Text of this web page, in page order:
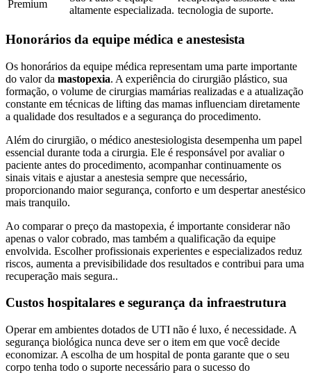
Premium
altamente especializada. tecnologia de suporte.
Honorários da equipe médica e anestesista
Os honorários da equipe médica representam uma parte importante
do valor da mastopexia. A experiência do cirurgião plástico, sua
formação, o volume de cirurgias mamárias realizadas e a atualização
constante em técnicas de lifting das mamas influenciam diretamente
a qualidade dos resultados e a segurança do procedimento.
Além do cirurgião, o médico anestesiologista desempenha um papel
essencial durante toda a cirurgia. Ele é responsável por avaliar o
paciente antes do procedimento, acompanhar continuamente os
sinais vitais e ajustar a anestesia sempre que necessário,
proporcionando maior segurança, conforto e um despertar anestésico
mais tranquilo.
Ao comparar o preço da mastopexia, é importante considerar não
apenas o valor cobrado, mas também a qualificação da equipe
envolvida. Escolher profissionais experientes e especializados reduz
riscos, aumenta a previsibilidade dos resultados e contribui para uma
recuperação mais segura..
Custos hospitalares e segurança da infraestrutura
Operar em ambientes dotados de UTI não é luxo, é necessidade. A
segurança biológica nunca deve ser o item em que você decide
economizar. A escolha de um hospital de ponta garante que o seu
corpo tenha todo o suporte necessário para o sucesso do